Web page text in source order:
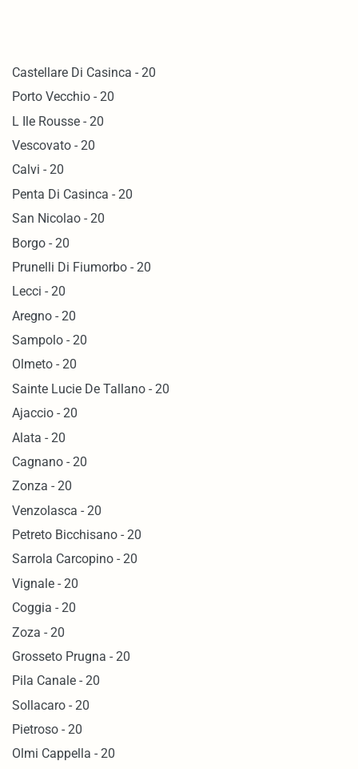
Castellare Di Casinca - 20
Porto Vecchio - 20
L Ile Rousse - 20
Vescovato - 20
Calvi - 20
Penta Di Casinca - 20
San Nicolao - 20
Borgo - 20
Prunelli Di Fiumorbo - 20
Lecci - 20
Aregno - 20
Sampolo - 20
Olmeto - 20
Sainte Lucie De Tallano - 20
Ajaccio - 20
Alata - 20
Cagnano - 20
Zonza - 20
Venzolasca - 20
Petreto Bicchisano - 20
Sarrola Carcopino - 20
Vignale - 20
Coggia - 20
Zoza - 20
Grosseto Prugna - 20
Pila Canale - 20
Sollacaro - 20
Pietroso - 20
Olmi Cappella - 20